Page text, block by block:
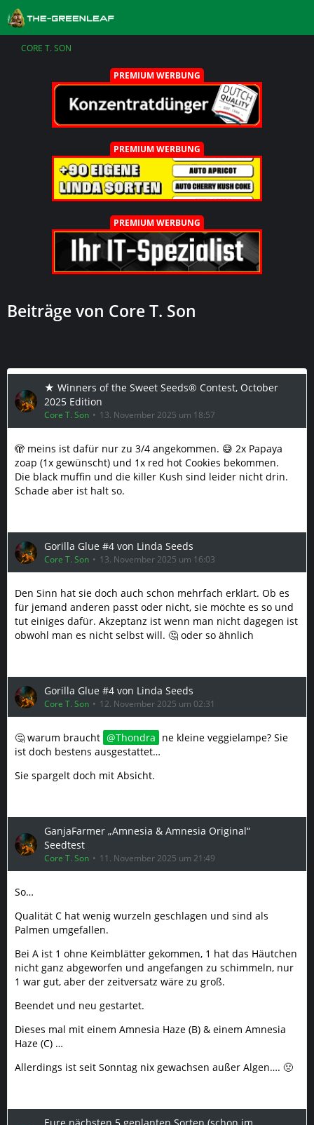
CORE T. SON
PREMIUM WERBUNG
PREMIUM WERBUNG
PREMIUM WERBUNG
Beiträge von Core T. Son
★ Winners of the Sweet Seeds® Contest, October
2025 Edition
Core T. Son 13. November 2025 um 18:57
🫣 meins ist dafür nur zu 3/4 angekommen. 😅 2x Papaya
zoap (1x gewünscht) und 1x red hot Cookies bekommen.
Die black muffin und die killer Kush sind leider nicht drin.
Schade aber ist halt so.
Gorilla Glue #4 von Linda Seeds
Core T. Son 13. November 2025 um 16:03
Den Sinn hat sie doch auch schon mehrfach erklärt. Ob es
für jemand anderen passt oder nicht, sie möchte es so und
tut einiges dafür. Akzeptanz ist wenn man nicht dagegen ist
obwohl man es nicht selbst will. 🤔 oder so ähnlich
Gorilla Glue #4 von Linda Seeds
Core T. Son 12. November 2025 um 02:31
🤔 warum braucht Thondra ne kleine veggielampe? Sie
ist doch bestens ausgestattet…
Sie spargelt doch mit Absicht.
GanjaFarmer „Amnesia & Amnesia Original“
Seedtest
Core T. Son 11. November 2025 um 21:49
So…
Qualität C hat wenig wurzeln geschlagen und sind als
Palmen umgefallen.
Bei A ist 1 ohne Keimblätter gekommen, 1 hat das Häutchen
nicht ganz abgeworfen und angefangen zu schimmeln, nur
1 war gut, aber der zeitversatz wäre zu groß.
Beendet und neu gestartet.
Dieses mal mit einem Amnesia Haze (B) & einem Amnesia
Haze (C) …
Allerdings ist seit Sonntag nix gewachsen außer Algen…. 🤢